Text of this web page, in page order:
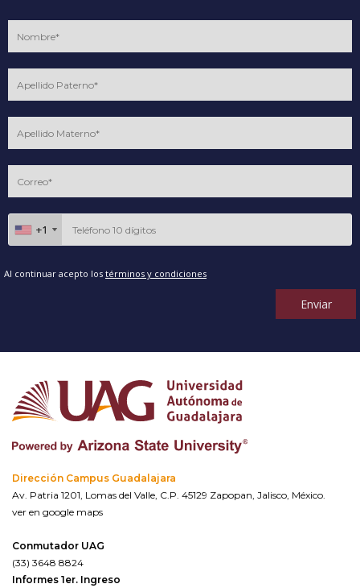
+1
+1
Al continuar acepto los términos y condiciones
Enviar
Dirección Campus Guadalajara
Av. Patria 1201, Lomas del Valle, C.P. 45129 Zapopan, Jalisco, México.
ver en google maps
Conmutador UAG
(33) 3648 8824
Informes 1er. Ingreso